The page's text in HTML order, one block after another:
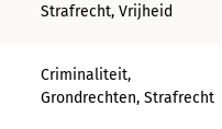
Strafrecht, Vrijheid
Criminaliteit,
Grondrechten, Strafrecht